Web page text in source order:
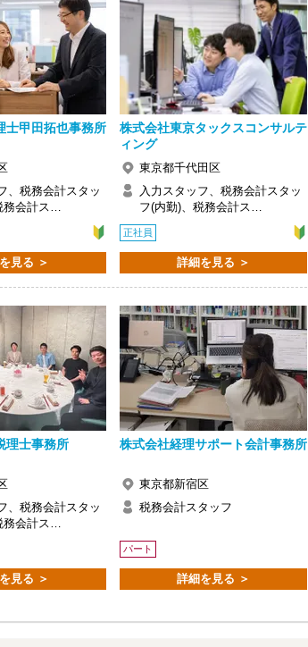
めました。
長スピードが上がったと感じています。
感じています。
士甲田拓也事務所
、税務会計スタッ
務会計ス…
見る ＞
株式会社東京タックスコンサルテ
ィング
東京都千代田区
入力スタッフ、税務会計スタッ
フ(内勤)、税務会計ス…
正社員
詳細を見る ＞
理士事務所
、税務会計スタッ
務会計ス…
見る ＞
株式会社経理サポート会計事務所
東京都新宿区
税務会計スタッフ
パート
詳細を見る ＞